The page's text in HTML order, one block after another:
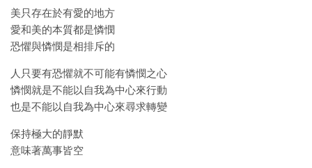
美只存在於有愛的地方
愛和美的本質都是憐憫
恐懼與憐憫是相排斥的
人只要有恐懼就不可能有憐憫之心
憐憫就是不能以自我為中心來行動
也是不能以自我為中心來尋求轉變
保持極大的靜默
意味著萬事皆空